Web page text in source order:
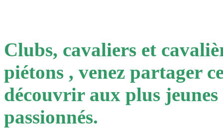
Clubs, cavaliers et
piétons , venez partager
découvrir aux plus
passionnés.